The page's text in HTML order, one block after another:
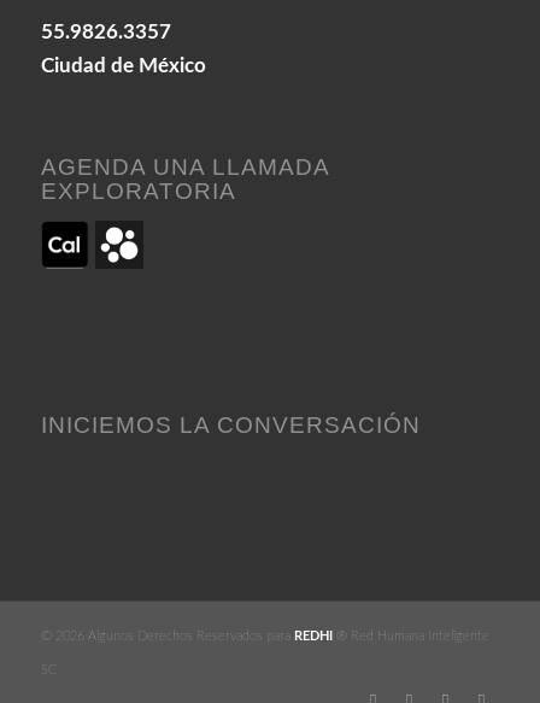
55.9826.3357
Ciudad de México
AGENDA UNA LLAMADA
EXPLORATORIA
INICIEMOS LA CONVERSACIÓN
© 2026 Algunos Derechos Reservados para REDHI ® Red Humana Inteligente